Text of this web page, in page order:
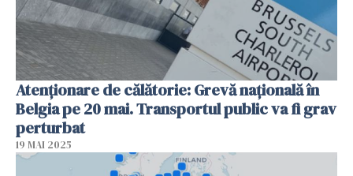
Atenționare de călătorie: Grevă națională în
Belgia pe 20 mai. Transportul public va fi grav
perturbat
19 MAI 2025